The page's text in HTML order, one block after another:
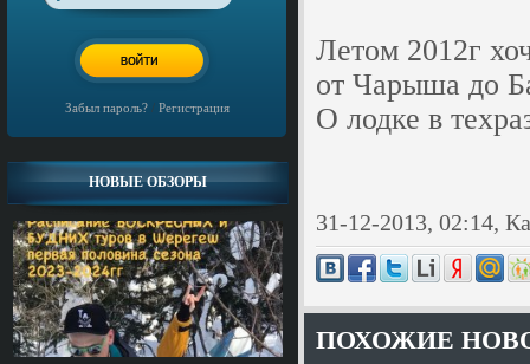
Забыл пароль? /Регистрация
НОВЫЕ ОБЗОРЫ
Летом 2012г
от Чарыша до
О лодке в
31-12-2013, 02:14,
ПОХОЖИЕ